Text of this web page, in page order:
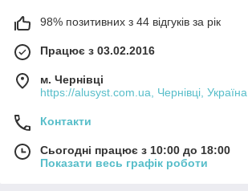
98% позитивних з 44 відгуків за рік
Працює з 03.02.2016
м. Чернівці
https://alusyst.com.ua, Чернівці, Україна
Контакти
Сьогодні працює з 10:00 до 18:00
Показати весь графік роботи